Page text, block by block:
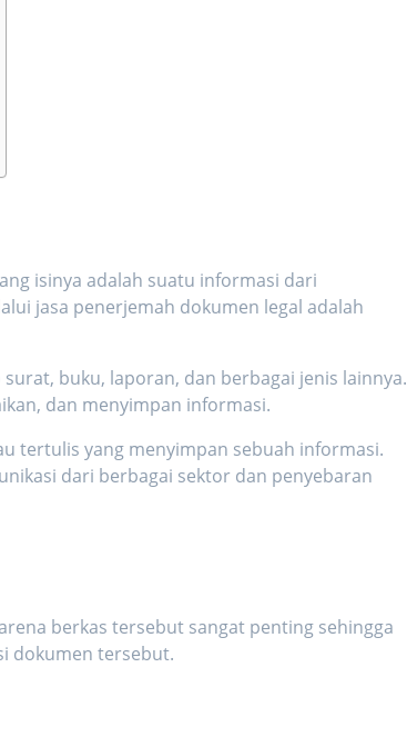
isinya adalah suatu informasi dari
jasa penerjemah dokumen legaladalah
buku, laporan, dan berbagai jenis lainnya.
dan menyimpan informasi.
tertulis yang menyimpan sebuah informasi.
dari berbagai sektor dan penyebaran
berkas tersebut sangat penting sehingga
dokumen tersebut.